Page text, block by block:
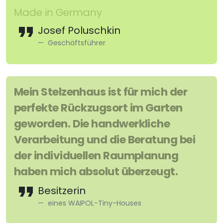
Made in Germany
Josef Poluschkin
Geschäftsführer
Mein Stelzenhaus ist für mich der
perfekte Rückzugsort im Garten
geworden. Die handwerkliche
Verarbeitung und die Beratung bei
der individuellen Raumplanung
haben mich absolut überzeugt.
Besitzerin
eines WAIPOL-Tiny-Houses